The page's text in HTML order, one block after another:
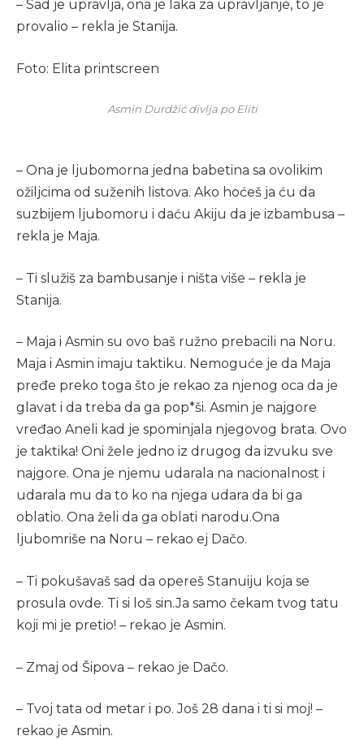
– Sad je upravlja, ona je laka za upravljanje, to je
provalio – rekla je Stanija.
Foto: Elita printscreen
Asmin Durdžić divlja po Eliti
– Ona je ljubomorna jedna babetina sa ovolikim
ožiljcima od suženih listova. Ako hoćeš ja ću da
suzbijem ljubomoru i daću Akiju da je izbambusa –
rekla je Maja.
– Ti služiš za bambusanje i ništa više – rekla je
Stanija.
– Maja i Asmin su ovo baš ružno prebacili na Noru.
Maja i Asmin imaju taktiku. Nemoguće je da Maja
pređe preko toga što je rekao za njenog oca da je
glavat i da treba da ga pop*ši. Asmin je najgore
vređao Aneli kad je spominjala njegovog brata. Ovo
je taktika! Oni žele jedno iz drugog da izvuku sve
najgore. Ona je njemu udarala na nacionalnost i
udarala mu da to ko na njega udara da bi ga
oblatio. Ona želi da ga oblati narodu.Ona
ljubomriše na Noru – rekao ej Dačo.
– Ti pokušavaš sad da opereš Stanuiju koja se
prosula ovde. Ti si loš sin.Ja samo čekam tvog tatu
koji mi je pretio! – rekao je Asmin.
– Zmaj od Šipova – rekao je Dačo.
– Tvoj tata od metar i po. Još 28 dana i ti si moj! –
rekao je Asmin.